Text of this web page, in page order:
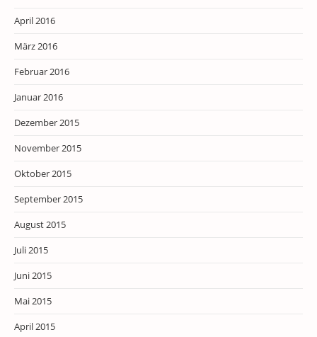
April 2016
März 2016
Februar 2016
Januar 2016
Dezember 2015
November 2015
Oktober 2015
September 2015
August 2015
Juli 2015
Juni 2015
Mai 2015
April 2015